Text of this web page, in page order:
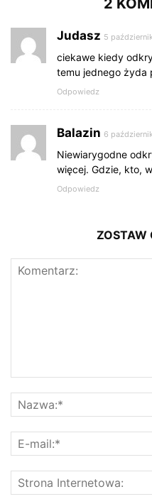
2
Judasz 5
ciekawe kiedy
temu jednego żyda
Odpowiedz
Balazin 6
Niewiarygodne
więcej. Gdzie, kto,
Odpowiedz
ZOSTAW